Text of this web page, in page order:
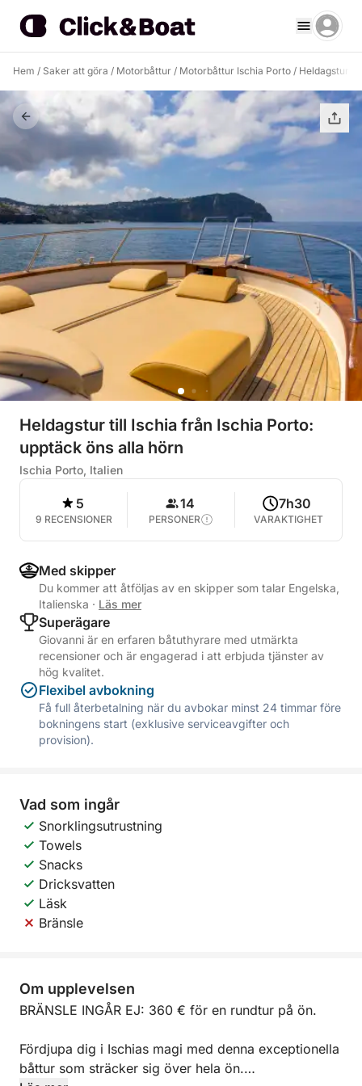
Hem / Saker att göra / Motorbåttur / Motorbåttur Ischia Porto / Heldagstur
Heldagstur till Ischia från Ischia Porto:
upptäck öns alla hörn
Ischia Porto, Italien
5
9 RECENSIONER
14
PERSONER
7h30
VARAKTIGHET
Med skipper
Du kommer att åtföljas av en skipper som talar Engelska,
Italienska · Läs mer
Superägare
Giovanni är en erfaren båtuthyrare med utmärkta
recensioner och är engagerad i att erbjuda tjänster av
hög kvalitet.
Flexibel avbokning
Få full återbetalning när du avbokar minst 24 timmar före
bokningens start (exklusive serviceavgifter och
provision).
Vad som ingår
Snorklingsutrustning
Towels
Snacks
Dricksvatten
Läsk
Bränsle
Om upplevelsen
BRÄNSLE INGÅR EJ: 360 € för en rundtur på ön.
Fördjupa dig i Ischias magi med denna exceptionella
båttur som sträcker sig över hela ön.